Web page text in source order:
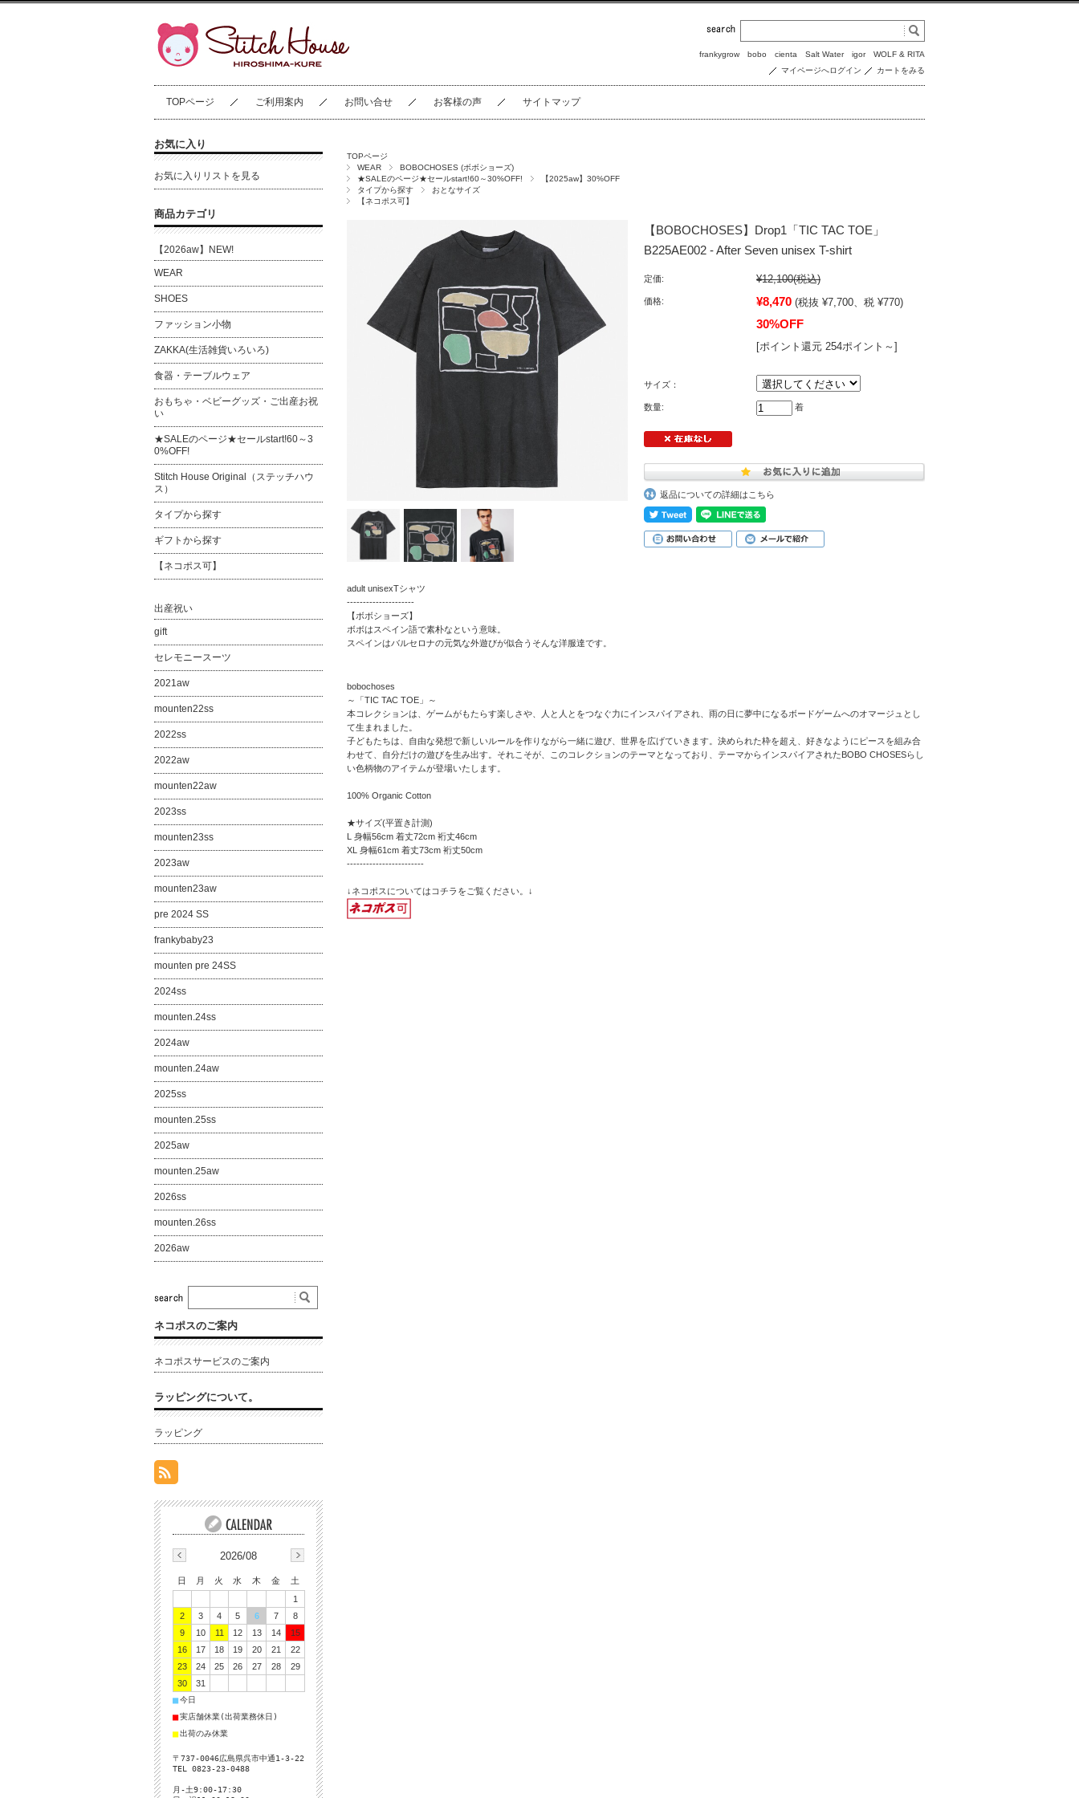
frankygrow bobo cienta Salt Water igor
WOLF & RITA
マイページへログイン
カートをみる
TOPページ ご利用案内 お問い合せ お客様の声 サイトマップ
TOPページ
WEAR
BOBOCHOSES (ボボショーズ)
★SALEのページ★セールstart!60～30%OFF!
【2025aw】30%OFF
タイプから探す
おとなサイズ
【ネコポス可】
【BOBOCHOSES】Drop1「TIC TAC TOE」
B225AE002 - After Seven unisex T-shirt
定価: ¥12,100(税込)
価格: ¥8,470 (税抜 ¥7,700、税 ¥770)
30%OFF
[ポイント還元 254ポイント～]
サイズ：
数量: 着
返品についての詳細はこちら
adult unisexTシャツ
---------------------
【ボボショーズ】
ボボはスペイン語で素朴なという意味。
スペインはバルセロナの元気な外遊びが似合うそんな洋服達です。
bobochoses
～「TIC TAC TOE」～
本コレクションは、ゲームがもたらす楽しさや、人と人とをつなぐ力にインスパイアされ、雨の日に夢中になるボードゲームへのオマージュとし
て生まれました。
子どもたちは、自由な発想で新しいルールを作りながら一緒に遊び、世界を広げていきます。決められた枠を超え、好きなようにピースを組み合
わせて、自分だけの遊びを生み出す。それこそが、このコレクションのテーマとなっており、テーマからインスパイアされたBOBO CHOSESらし
い色柄物のアイテムが登場いたします。
100% Organic Cotton
★サイズ(平置き計測)
L 身幅56cm 着丈72cm 裄丈46cm
XL 身幅61cm 着丈73cm 裄丈50cm
------------------------
↓ネコポスについてはコチラをご覧ください。↓
お気に入り
お気に入りリストを見る
商品カテゴリ
【2026aw】NEW!
WEAR
SHOES
ファッション小物
ZAKKA(生活雑貨いろいろ)
食器・テーブルウェア
おもちゃ・ベビーグッズ・ご出産お祝
い
★SALEのページ★セールstart!60～3
0%OFF!
Stitch House Original（ステッチハウ
ス）
タイプから探す
ギフトから探す
【ネコポス可】
出産祝い
gift
セレモニースーツ
2021aw
mounten22ss
2022ss
2022aw
mounten22aw
2023ss
mounten23ss
2023aw
mounten23aw
pre 2024 SS
frankybaby23
mounten pre 24SS
2024ss
mounten.24ss
2024aw
mounten.24aw
2025ss
mounten.25ss
2025aw
mounten.25aw
2026ss
mounten.26ss
2026aw
ネコポスのご案内
ネコポスサービスのご案内
ラッピングについて。
ラッピング
2026/08
日 月 火 水 木 金
土
1
2
3 4 5 6 7
8
9
10 11 12 13 14
15
16
17 18 19 20 21
22
23
24 25 26 27 28
29
30
31
■今日
■実店舗休業(出荷業務休日)
■出荷のみ休業
〒737-0046広島県呉市中通1-3-22
TEL 0823-23-0488
月-土9:00-17:30